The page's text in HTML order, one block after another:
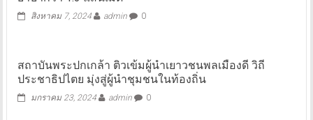
สิงหาคม 7, 2024 admin 0
สถาบันพระปกเกล้า ติวเข้มผู้นำเยาวชนพลเมืองดี วิถี
ประชาธิปไตย มุ่งสู่ผู้นำชุมชนในท้องถิ่น
มกราคม 23, 2024 admin 0